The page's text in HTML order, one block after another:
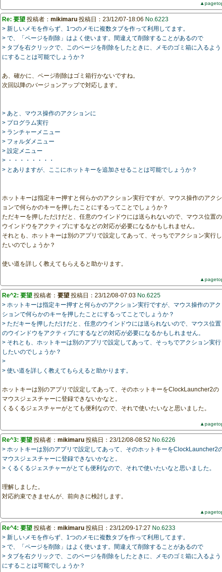
Re: 要望 投稿者： mikimaru 投稿日：23/12/07-18:06 No.6223
> 新しいメモを作らず、1つのメモに複数タブを作って利用してます。
> で、「ページを削除」はよく使います。間違えて削除することがあるので
> タブを右クリックで、このページを削除をしたときに、メモのゴミ箱に入るよう
にすることは可能でしょうか？
あ、確かに、ページ削除はゴミ箱行かないですね。
次回以降のバージョンアップで対応します。
> あと、マウス操作のアクションに
> プログラム実行
> ランチャーメニュー
> フォルダメニュー
> 設定メニュー
> ・・・・・・・・
> とありますが、ここにホットキーを追加させることは可能でしょうか？
ホットキーは指定キー押すと何らかのアクション実行ですが、マウス操作のアクシ
ョンで何らかのキーを押したことにするってことでしょうか？
ただキーを押しただけだと、任意のウインドウには送られないので、マウス位置の
ウインドウをアクティブにするなどの対応が必要になるかもしれません。
それとも、ホットキーは別のアプリで設定してあって、そっちでアクション実行し
たいのでしょうか？
使い道を詳しく教えてもらえると助かります。
Re^2: 要望 投稿者： 要望 投稿日：23/12/08-07:03 No.6225
> ホットキーは指定キー押すと何らかのアクション実行ですが、マウス操作のアク
ションで何らかのキーを押したことにするってことでしょうか？
> ただキーを押しただけだと、任意のウインドウには送られないので、マウス位置
のウインドウをアクティブにするなどの対応が必要になるかもしれません。
> それとも、ホットキーは別のアプリで設定してあって、そっちでアクション実行
したいのでしょうか？
>
> 使い道を詳しく教えてもらえると助かります。
ホットキーは別のアプリで設定してあって、そのホットキーをClockLauncher2の
マウスジェスチャーに登録できないかなと。
くるくるジェスチャーがとても便利なので、それで使いたいなと思いました。
Re^3: 要望 投稿者： mikimaru 投稿日：23/12/08-08:52 No.6226
> ホットキーは別のアプリで設定してあって、そのホットキーをClockLauncher2
マウスジェスチャーに登録できないかなと。
> くるくるジェスチャーがとても便利なので、それで使いたいなと思いました。
理解しました。
対応約束できませんが、前向きに検討します。
Re^4: 要望 投稿者： mikimaru 投稿日：23/12/09-17:27 No.6233
> 新しいメモを作らず、1つのメモに複数タブを作って利用してます。
> で、「ページを削除」はよく使います。間違えて削除することがあるので
> タブを右クリックで、このページを削除をしたときに、メモのゴミ箱に入るよう
にすることは可能でしょうか？